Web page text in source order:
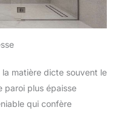
la matière dicte souvent le
paroi plus épaisse
qui confère